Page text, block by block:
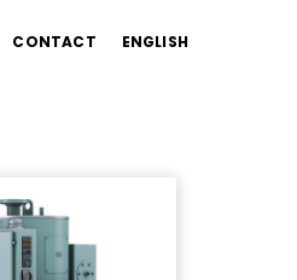
CONTACT ENGLISH